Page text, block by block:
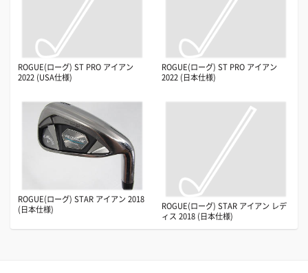
ROGUE(ローグ) ST PRO アイアン
2022 (USA仕様)
ROGUE(ローグ) ST PRO アイアン
2022 (日本仕様)
ROGUE(ローグ) STAR アイアン 2018
(日本仕様)
ROGUE(ローグ) STAR アイアン レデ
ィス 2018 (日本仕様)